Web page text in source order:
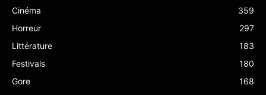
Cinéma
359
Horreur
297
Littérature
183
Festivals
180
Gore
168